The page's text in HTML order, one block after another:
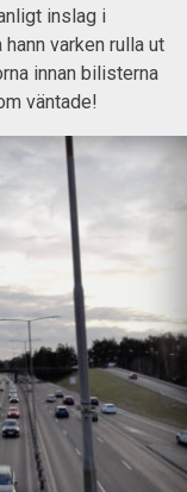
inslag i
varken rulla ut
innan bilisterna
väntade!